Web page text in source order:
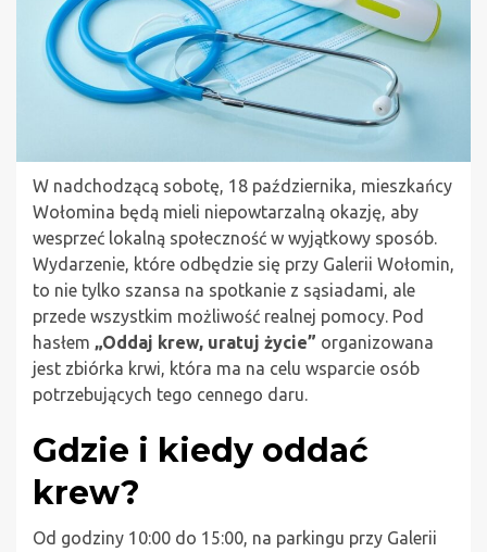
W nadchodzącą sobotę, 18 października, mieszkańcy
Wołomina będą mieli niepowtarzalną okazję, aby
wesprzeć lokalną społeczność w wyjątkowy sposób.
Wydarzenie, które odbędzie się przy Galerii Wołomin,
to nie tylko szansa na spotkanie z sąsiadami, ale
przede wszystkim możliwość realnej pomocy. Pod
hasłem „Oddaj krew, uratuj życie” organizowana
jest zbiórka krwi, która ma na celu wsparcie osób
potrzebujących tego cennego daru.
Gdzie i kiedy oddać
krew?
Od godziny 10:00 do 15:00, na parkingu przy Galerii